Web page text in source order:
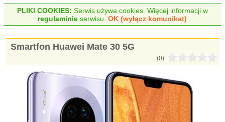
PLIKI COOKIES: Serwis używa cookies. Więcej informacji w
regulaminie serwisu.OK (wyłącz komunikat)
Smartfon Huawei Mate 30 5G
(0)